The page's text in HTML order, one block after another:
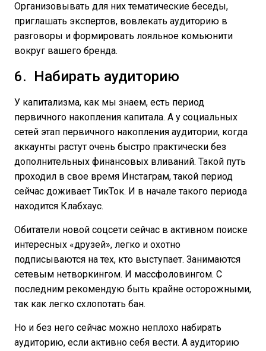
Организовывать для них тематические беседы,
приглашать экспертов, вовлекать аудиторию в
разговоры и формировать лояльное комьюнити
вокруг вашего бренда.
6. Набирать аудиторию
У капитализма, как мы знаем, есть период
первичного накопления капитала. А у социальных
сетей этап первичного накопления аудитории, когда
аккаунты растут очень быстро практически без
дополнительных финансовых вливаний. Такой путь
проходил в свое время Инстаграм, такой период
сейчас доживает ТикТок. И в начале такого периода
находится Клабхаус.
Обитатели новой соцсети сейчас в активном поиске
интересных «друзей», легко и охотно
подписываются на тех, кто выступает. Занимаются
сетевым нетворкингом. И массфоловингом. С
последним рекомендую быть крайне осторожными,
так как легко схлопотать бан.
Но и без него сейчас можно неплохо набирать
аудиторию, если активно себя вести. А аудиторию